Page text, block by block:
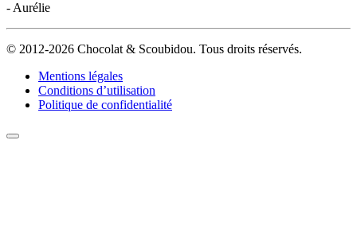
- Aurélie
© 2012-2026 Chocolat & Scoubidou. Tous droits réservés.
Mentions légales
Conditions d’utilisation
Politique de confidentialité